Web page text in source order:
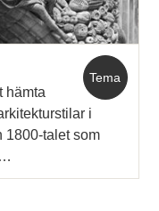
Tema
hämta
i
1800-talet som